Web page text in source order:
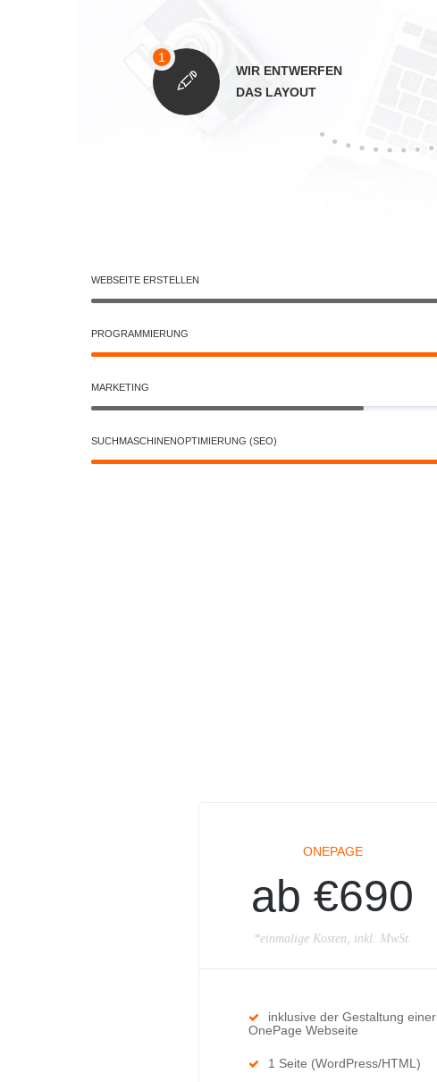
WIR ENTWERFEN
DAS LAYOUT
WEBSEITE ERSTELLEN
PROGRAMMIERUNG
MARKETING
SUCHMASCHINENOPTIMIERUNG (SEO)
ONEPAGE
ab €690
*einmalige Kosten, inkl. MwSt.
inklusive der Gestaltung einer
OnePage Webseite
1 Seite (WordPress/HTML)